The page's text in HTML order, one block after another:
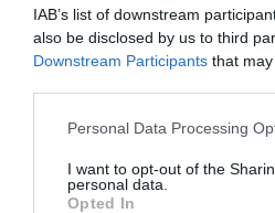
IAB’s list of downstream
also be disclosed by us to third
Downstream Participants that
Personal Data Processing
I want to opt-out of the
personal data.
Opted In
seis puntos de atención
enclaves estratégicos de la
operativos del 15 al 19 de
ofrecer información,
mujeres durante la